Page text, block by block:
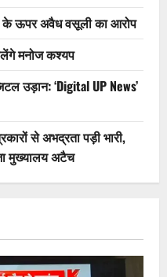
के ऊपर अवैध वसूली का आरोप
मनोज कश्यप
उड़ान: ‘Digital UP News’
से अभद्रता पड़ी भारी,
मुख्यालय अटैच